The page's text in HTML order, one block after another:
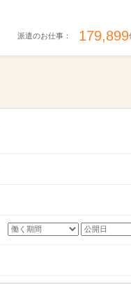
派遣のお仕事： 179,899